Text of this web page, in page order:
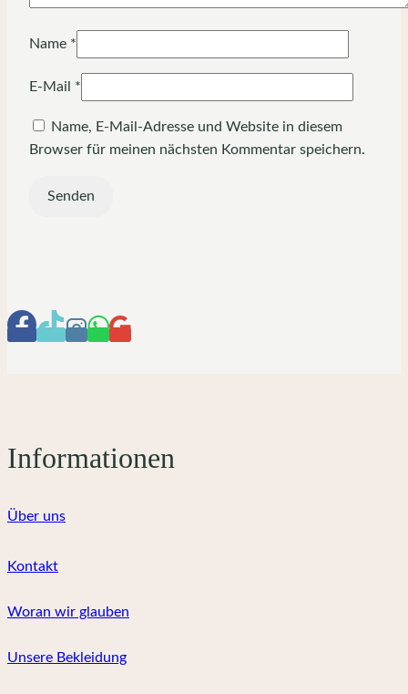
Name *
E-Mail *
Name, E-Mail-Adresse und Website in diesem
Browser für meinen nächsten Kommentar speichern.
Informationen
Über uns
Kontakt
Woran wir glauben
Unsere Bekleidung